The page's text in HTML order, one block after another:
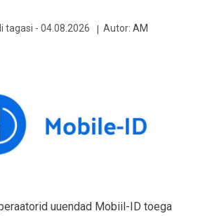
tagasi - 04.08.2026 Autor: AM
uuendad Mobiil-ID toega